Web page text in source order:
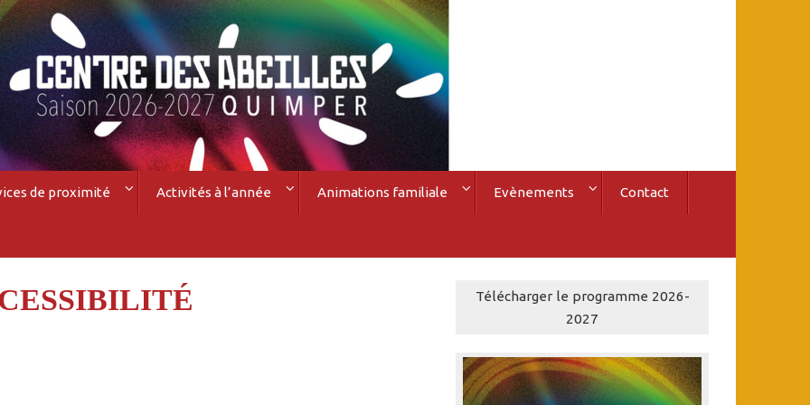
de proximité Activités à l’année Animations familiale Evènements Contact
Télécharger le programme 2026-
2027